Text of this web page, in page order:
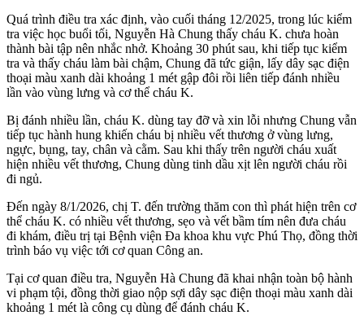
Quá trình điều tra xác định, vào cuối tháng 12/2025, trong lúc kiểm
tra việc học buổi tối, Nguyễn Hà Chung thấy cháu K. chưa hoàn
thành bài tập nên nhắc nhở. Khoảng 30 phút sau, khi tiếp tục kiểm
tra và thấy cháu làm bài chậm, Chung đã tức giận, lấy dây sạc điện
thoại màu xanh dài khoảng 1 mét gập đôi rồi liên tiếp đánh nhiều
lần vào vùng lưng và cơ thể cháu K.
Bị đánh nhiều lần, cháu K. dùng tay đỡ và xin lỗi nhưng Chung vẫn
tiếp tục hành hung khiến cháu bị nhiều vết thương ở vùng lưng,
ngực, bụng, tay, chân và cằm. Sau khi thấy trên người cháu xuất
hiện nhiều vết thương, Chung dùng tinh dầu xịt lên người cháu rồi
đi ngủ.
Đến ngày 8/1/2026, chị T. đến trường thăm con thì phát hiện trên cơ
thể cháu K. có nhiều vết thương, sẹo và vết bầm tím nên đưa cháu
đi khám, điều trị tại Bệnh viện Đa khoa khu vực Phú Thọ, đồng thời
trình báo vụ việc tới cơ quan Công an.
Tại cơ quan điều tra, Nguyễn Hà Chung đã khai nhận toàn bộ hành
vi phạm tội, đồng thời giao nộp sợi dây sạc điện thoại màu xanh dài
khoảng 1 mét là công cụ dùng để đánh cháu K.